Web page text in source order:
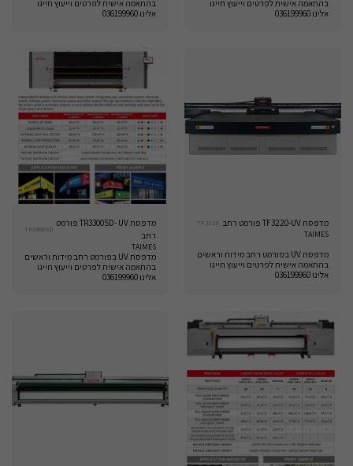
בהתאמה אישית לפרטים וייעוץ חייגו
אלינו 036199960
בהתאמה אישית לפרטים וייעוץ חייגו
אלינו 036199960
מדפסת TF3220-UV פורמט רחב TF3220
TAIMES
מדפסת UV בפורמט רחב מידות וראשים
בהתאמה אישית לפרטים וייעוץ חייגו
אלינו 036199960
מדפסת TR3300SD- UV פורמט
רחב
TR3300SD
TAIMES
מדפסת UV בפורמט רחב מידות וראשים
בהתאמה אישית לפרטים וייעוץ חייגו
אלינו 036199960